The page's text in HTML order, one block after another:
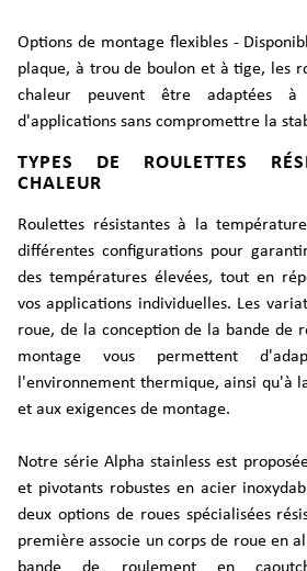
Options de montage flexibles -
plaque, à trou de boulon et à tige, les
chaleur peuvent être adaptées
d'applications sans compromettre la
TYPES DE ROULETTES
CHALEUR
Roulettes résistantes à la
différentes configurations pour
des températures élevées, tout en
vos applications individuelles. Les
roue, de la conception de la bande de
montage vous permettent
l'environnement thermique, ainsi qu'à
et aux exigences de montage.
Notre série Alpha stainless est
et pivotants robustes en acier
deux options de roues spécialisées
première associe un corps de roue en